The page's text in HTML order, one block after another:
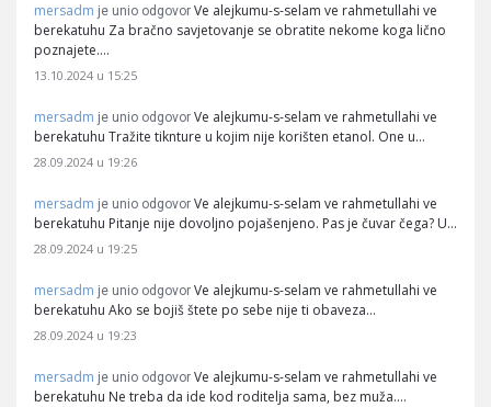
mersadm je unio odgovor Ve alejkumu-s-selam ve rahmetullahi ve
berekatuhu Za bračno savjetovanje se obratite nekome koga lično
poznajete.…
13.10.2024 u 15:25
mersadm je unio odgovor Ve alejkumu-s-selam ve rahmetullahi ve
berekatuhu Tražite tiknture u kojim nije korišten etanol. One u…
28.09.2024 u 19:26
mersadm je unio odgovor Ve alejkumu-s-selam ve rahmetullahi ve
berekatuhu Pitanje nije dovoljno pojašenjeno. Pas je čuvar čega? U…
28.09.2024 u 19:25
mersadm je unio odgovor Ve alejkumu-s-selam ve rahmetullahi ve
berekatuhu Ako se bojiš štete po sebe nije ti obaveza…
28.09.2024 u 19:23
mersadm je unio odgovor Ve alejkumu-s-selam ve rahmetullahi ve
berekatuhu Ne treba da ide kod roditelja sama, bez muža.…